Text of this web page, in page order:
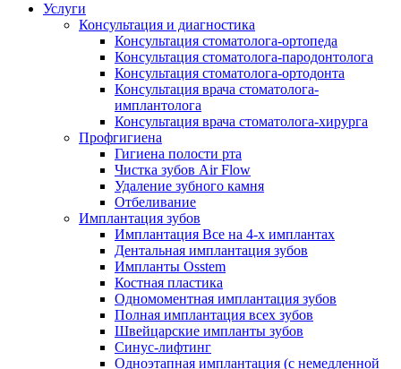
Услуги
Консультация и диагностика
Консультация стоматолога-ортопеда
Консультация стоматолога-пародонтолога
Консультация стоматолога-ортодонта
Консультация врача стоматолога-
имплантолога
Консультация врача стоматолога-хирурга
Профгигиена
Гигиена полости рта
Чистка зубов Air Flow
Удаление зубного камня
Отбеливание
Имплантация зубов
Имплантация Все на 4-х имплантах
Дентальная имплантация зубов
Импланты Osstem
Костная пластика
Одномоментная имплантация зубов
Полная имплантация всех зубов
Швейцарские импланты зубов
Синус-лифтинг
Одноэтапная имплантация (с немедленной